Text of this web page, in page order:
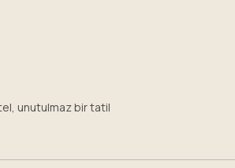
unutulmaz bir tatil